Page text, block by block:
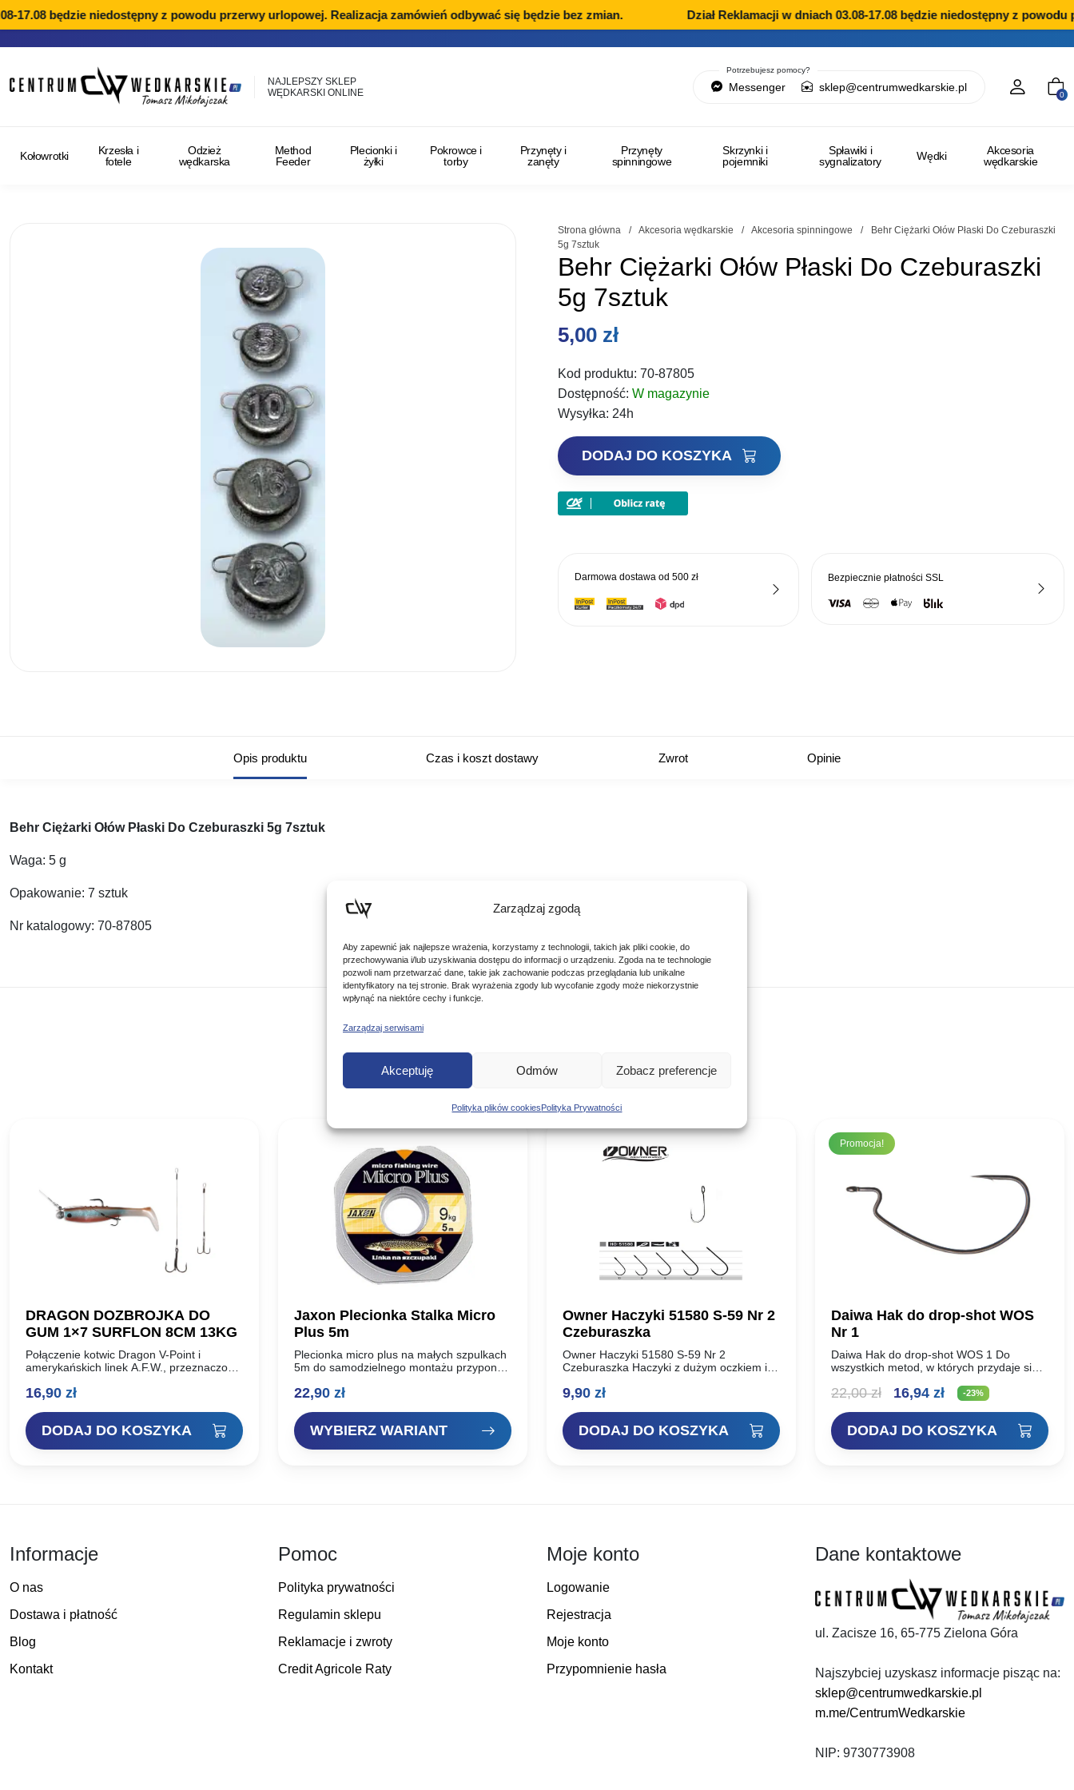
Zarządzaj zgodą
Aby zapewnić jak najlepsze wrażenia, korzystamy z technologii, takich jak pliki cookie, do
przechowywania i/lub uzyskiwania dostępu do informacji o urządzeniu. Zgoda na te technologie
pozwoli nam przetwarzać dane, takie jak zachowanie podczas przeglądania lub unikalne
identyfikatory na tej stronie. Brak wyrażenia zgody lub wycofanie zgody może niekorzystnie
wpłynąć na niektóre cechy i funkcje.
Zarządzaj serwisami
Akceptuję Odmów Zobacz preferencje
Polityka plików cookiesPolityka Prywatności
17.08 będzie niedostępny z powodu przerwy urlopowej. Realizacja zamówień odbywać się będzie bez zmian. Dział Reklamacji w dniach 03.08-17.08 będzie niedostępny z powodu
NAJLEPSZY SKLEP
WĘDKARSKI ONLINE
Potrzebujesz pomocy?
Messenger sklep@centrumwedkarskie.pl
0
Kołowrotki
Krzesła i
fotele
Odzież
wędkarska
Method
Feeder
Plecionki i
żyłki
Pokrowce i
torby
Przynęty i
zanęty
Przynęty
spinningowe
Skrzynki i
pojemniki
Spławiki i
sygnalizatory
Wędki
Akcesoria
wędkarskie
Strona główna / Akcesoria wędkarskie / Akcesoria spinningowe /
Behr Ciężarki Ołów Płaski Do Czeburaszki
5g 7sztuk
Behr Ciężarki Ołów Płaski Do Czeburaszki
5g 7sztuk
5,00 zł
Kod produktu:70-87805
Dostępność:W magazynie
Wysyłka:24h
ilość
Behr
Ołów
7sztuk
DODAJ DO KOSZYKA
Darmowa dostawa od500 zł Bezpiecznie płatnościSSL
Opis produktu Czas i koszt dostawy Zwrot Opinie
Behr Ciężarki Ołów Płaski Do Czeburaszki 5g 7sztuk
Waga: 5 g
Opakowanie: 7 sztuk
Nr katalogowy: 70-87805
Podobne produkty
Poznaj podobne produkty, które mogą Ci się spodobać
DRAGON DOZBROJKA DO
GUM 1×7 SURFLON 8CM 13KG
Połączenie kotwic Dragon V-Point i
amerykańskich linek A.F.W., przeznaczone
celu poprawienia skuteczności zacięć.
Kotwica…
16,90 zł
DODAJ DO KOSZYKA
Jaxon Plecionka Stalka Micro
Plus 5m
Plecionka micro plus na małych szpulkach
5m do samodzielnego montażu przyponów
wyboru w opcjach produktu
22,90 zł
WYBIERZ WARIANT
Owner Haczyki 51580 S-59 Nr 2
Czeburaszka
Owner Haczyki 51580 S-59 Nr 2
Czeburaszka Haczyki z dużym oczkiem i
szczególnie do łowienia z użyciem
9,90 zł
DODAJ DO KOSZYKA
Promocja!
Daiwa Hak do drop-shot WOS
Nr 1
Daiwa Hak do drop-shot WOS 1 Do
wszystkich metod, w których przydaje się
bardziej smukłe przynęty. Ultra ostry dzięki
22,00zł
Pierwotna
cena
wynosiła:
16,94 złAktualna
cena
wynosi:
-23%
DODAJ DO KOSZYKA
Informacje
O nas
Dostawa i płatność
Blog
Kontakt
Pomoc
Polityka prywatności
Regulamin sklepu
Reklamacje i zwroty
Credit Agricole Raty
Moje konto
Logowanie
Rejestracja
Moje konto
Przypomnienie hasła
Dane kontaktowe
ul. Zacisze 16, 65-775 Zielona Góra
Najszybciej uzyskasz informacje pisząc na:
sklep@centrumwedkarskie.pl
m.me/CentrumWedkarskie
NIP: 9730773908